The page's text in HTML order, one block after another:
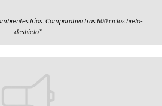
fríos. Comparativa tras 600 ciclos hielo-
deshielo*